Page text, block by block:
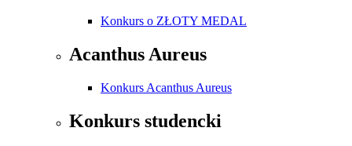
Konkurs o ZŁOTY MEDAL
Acanthus Aureus
Konkurs Acanthus Aureus
Konkurs studencki